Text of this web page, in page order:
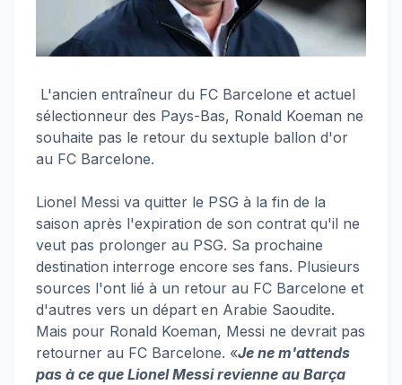
L'ancien entraîneur du FC Barcelone et actuel
sélectionneur des Pays-Bas, Ronald Koeman ne
souhaite pas le retour du sextuple ballon d'or
au FC Barcelone.
Lionel Messi va quitter le PSG à la fin de la
saison après l'expiration de son contrat qu'il ne
veut pas prolonger au PSG. Sa prochaine
destination interroge encore ses fans. Plusieurs
sources l'ont lié à un retour au FC Barcelone et
d'autres vers un départ en Arabie Saoudite.
Mais pour Ronald Koeman, Messi ne devrait pas
retourner au FC Barcelone. «Je ne m'attends
pas à ce que Lionel Messi revienne au Barça